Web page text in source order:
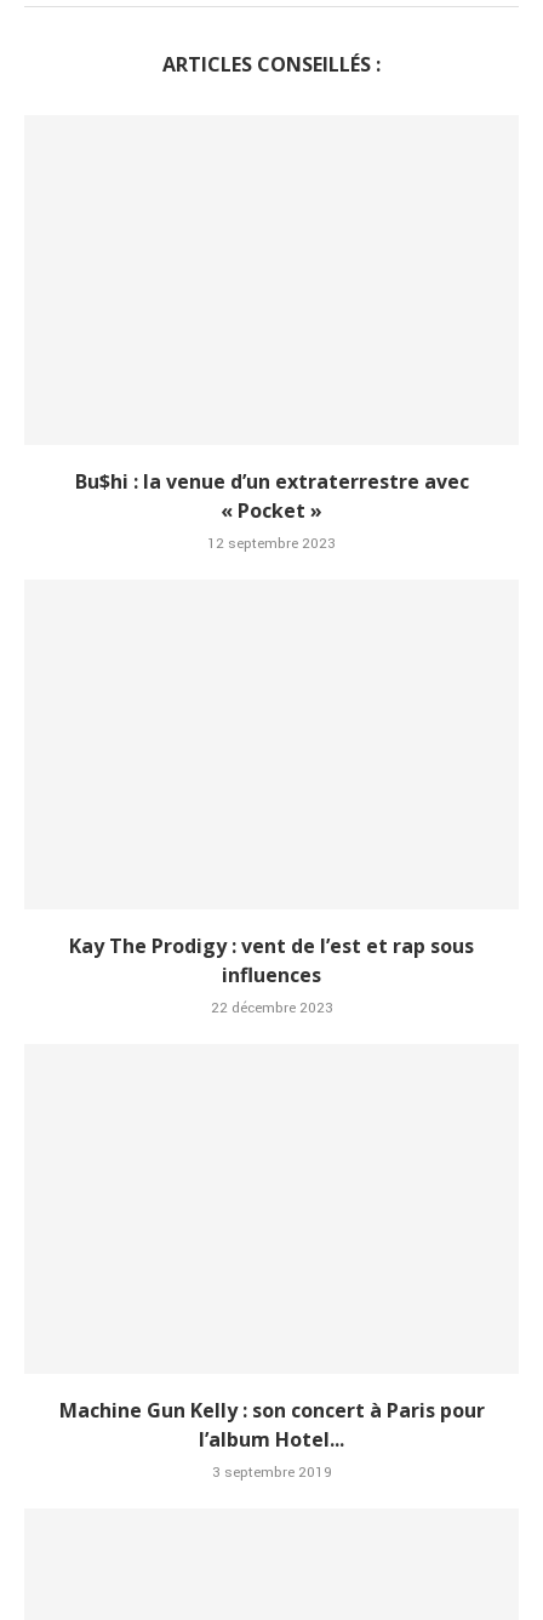
ARTICLES CONSEILLÉS :
Bu$hi : la venue d’un extraterrestre avec
« Pocket »
12 septembre 2023
Kay The Prodigy : vent de l’est et rap sous
influences
22 décembre 2023
Machine Gun Kelly : son concert à Paris pour
l’album Hotel...
3 septembre 2019